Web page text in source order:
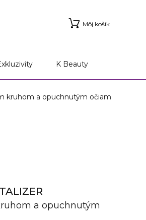
Môj košík
K Beauty
kruhom a opuchnutým očiam
a opuchnutým